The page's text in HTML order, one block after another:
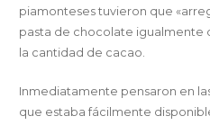
piamonteses tuvieron que
pasta de chocolate igualmente
la cantidad de cacao.
Inmediatamente pensaron en
que estaba fácilmente